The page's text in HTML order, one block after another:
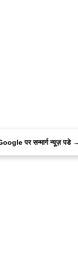
पर सन्मार्ग न्यूज़ पडे →